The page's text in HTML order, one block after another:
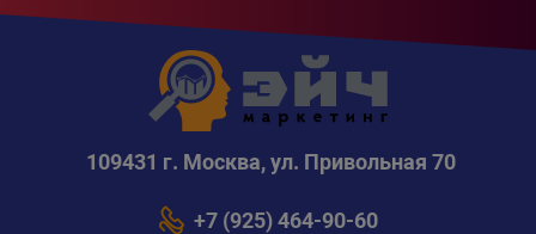
109431 г. Москва, ул. Привольная 70
+7 (925) 464-90-60